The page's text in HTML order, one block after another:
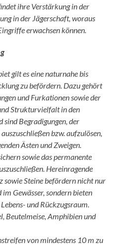
ihre Verstärkung in der
in der Jägerschaft, woraus
erwachsen können.
gilt es eine naturnahe bis
zu befördern. Dazu gehört
und Furkationen sowie der
Strukturvielfalt in den
sind Begradigungen, der
bzw. aufzulösen,
Ästen und Zweigen.
sowie das permanente
Hereinragende
sowie Steine befördern nicht nur
Gewässer, sondern bieten
und Rückzugsraum.
Beutelmeise, Amphibien und
von mindestens 10 m zu